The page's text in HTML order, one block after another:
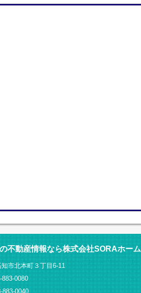
不動産情報なら株式会社SORAホーム
市北本町３丁目6-11
0080
883-0040